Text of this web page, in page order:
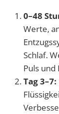
0–48
Werte,
Schlaf.
Puls
Tag 3–7: